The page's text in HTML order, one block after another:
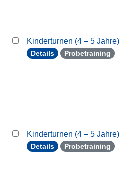
Kinderturnen (4 – 5 Jahre)
Details Probetraining
Kinderturnen (4 – 5 Jahre)
Details Probetraining